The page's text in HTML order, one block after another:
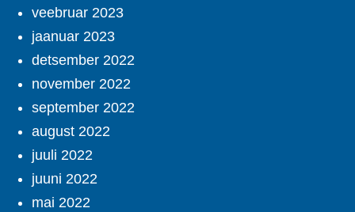
veebruar 2023
jaanuar 2023
detsember 2022
november 2022
september 2022
august 2022
juuli 2022
juuni 2022
mai 2022